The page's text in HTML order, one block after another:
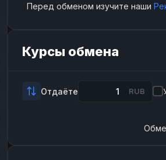
Перед обменом изучите наши
Курсы обмена
Отдаёте RUB